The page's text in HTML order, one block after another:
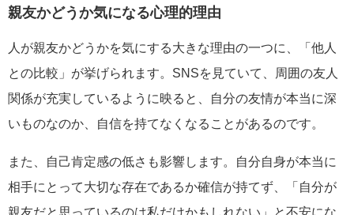
親友かどうか気になる心理的理由
人が親友かどうかを気にする大きな理由の一つに、「他人
との比較」が挙げられます。SNSを見ていて、周囲の友人
関係が充実しているように映ると、自分の友情が本当に深
いものなのか、自信を持てなくなることがあるのです。
また、自己肯定感の低さも影響します。自分自身が本当に
相手にとって大切な存在であるか確信が持てず、「自分が